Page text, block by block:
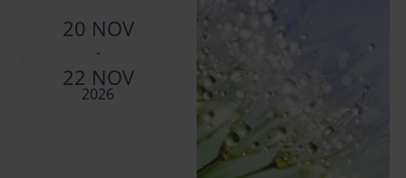
20 NOV
-
22 NOV
2026